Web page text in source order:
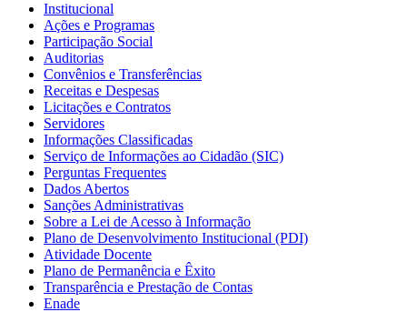
Institucional
Ações e Programas
Participação Social
Auditorias
Convênios e Transferências
Receitas e Despesas
Licitações e Contratos
Servidores
Informações Classificadas
Serviço de Informações ao Cidadão (SIC)
Perguntas Frequentes
Dados Abertos
Sanções Administrativas
Sobre a Lei de Acesso à Informação
Plano de Desenvolvimento Institucional (PDI)
Atividade Docente
Plano de Permanência e Êxito
Transparência e Prestação de Contas
Enade